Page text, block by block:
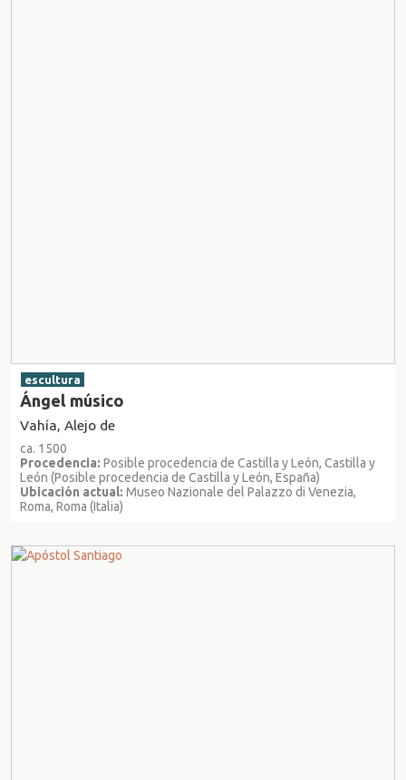
escultura
Ángel músico
Vahía, Alejo de
ca. 1500
Procedencia: Posible procedencia de Castilla y León, Castilla y
León (Posible procedencia de Castilla y León, España)
Ubicación actual: Museo Nazionale del Palazzo di Venezia,
Roma, Roma (Italia)